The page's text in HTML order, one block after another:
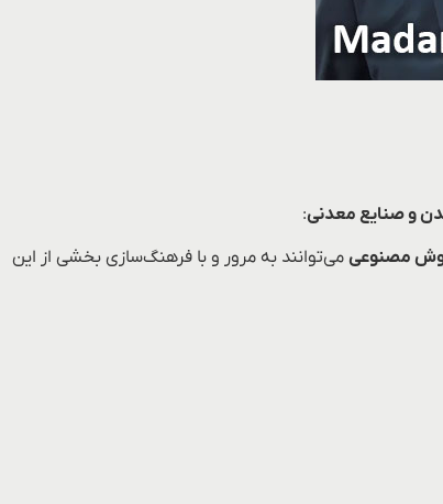
و صنایع معدنی:
مصنوعی می‌توانند به مرور و با فرهنگ‌سازی بخشی از این